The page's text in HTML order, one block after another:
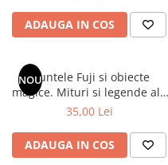
Minte Corp
New Illuminati Files
Numerologie
Paranormal
Parapsihologie
Ramtha
ADAUGA IN COS
NOUMuntele Fuji si obiecte
magice. Mituri si legende ale
Japoniei
35,00 Lei
ADAUGA IN COS